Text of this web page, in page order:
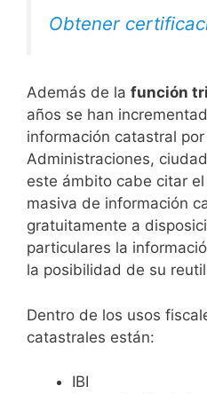
Obtener
Además de la función
años se han
información catastral
Administraciones,
este ámbito cabe citar
masiva de información
gratuitamente a
particulares la
la posibilidad de su
Dentro de los usos
catastrales están:
IBI